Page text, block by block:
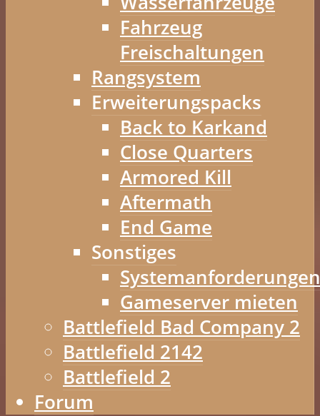
Fahrzeug
Freischaltungen
Rangsystem
Erweiterungspacks
Back to Karkand
Close Quarters
Armored Kill
Aftermath
End Game
Sonstiges
Systemanforderungen
Gameserver mieten
Battlefield Bad Company 2
Battlefield 2142
Battlefield 2
Forum